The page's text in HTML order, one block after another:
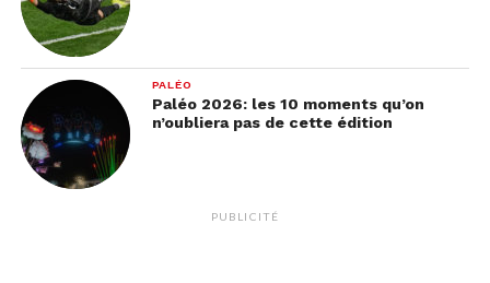
PALÉO
Paléo 2026: les 10 moments qu’on
n’oubliera pas de cette édition
PUBLICITÉ